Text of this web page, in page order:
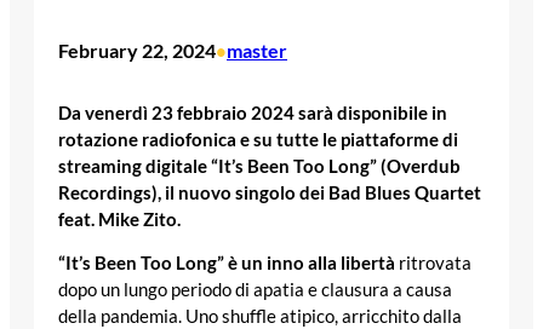
February 22, 2024•master
Da venerdì 23 febbraio 2024 sarà disponibile in
rotazione radiofonica e su tutte le piattaforme di
streaming digitale “It’s Been Too Long” (Overdub
Recordings), il nuovo singolo dei Bad Blues Quartet
feat. Mike Zito.
“It’s Been Too Long” è un inno alla libertà ritrovata
dopo un lungo periodo di apatia e clausura a causa
della pandemia. Uno shuffle atipico, arricchito dalla